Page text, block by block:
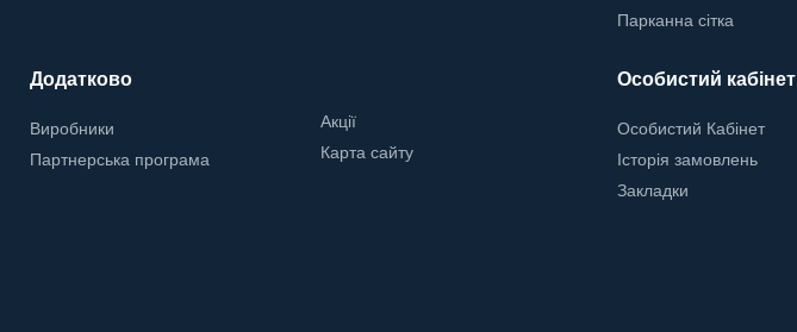
Парканна сітка
Додатково
Виробники
Партнерська програма
Акції
Карта сайту
Особистий кабінет
Особистий Кабінет
Історія замовлень
Закладки